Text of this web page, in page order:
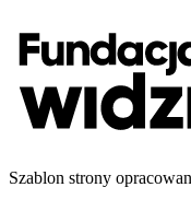
Szablon strony